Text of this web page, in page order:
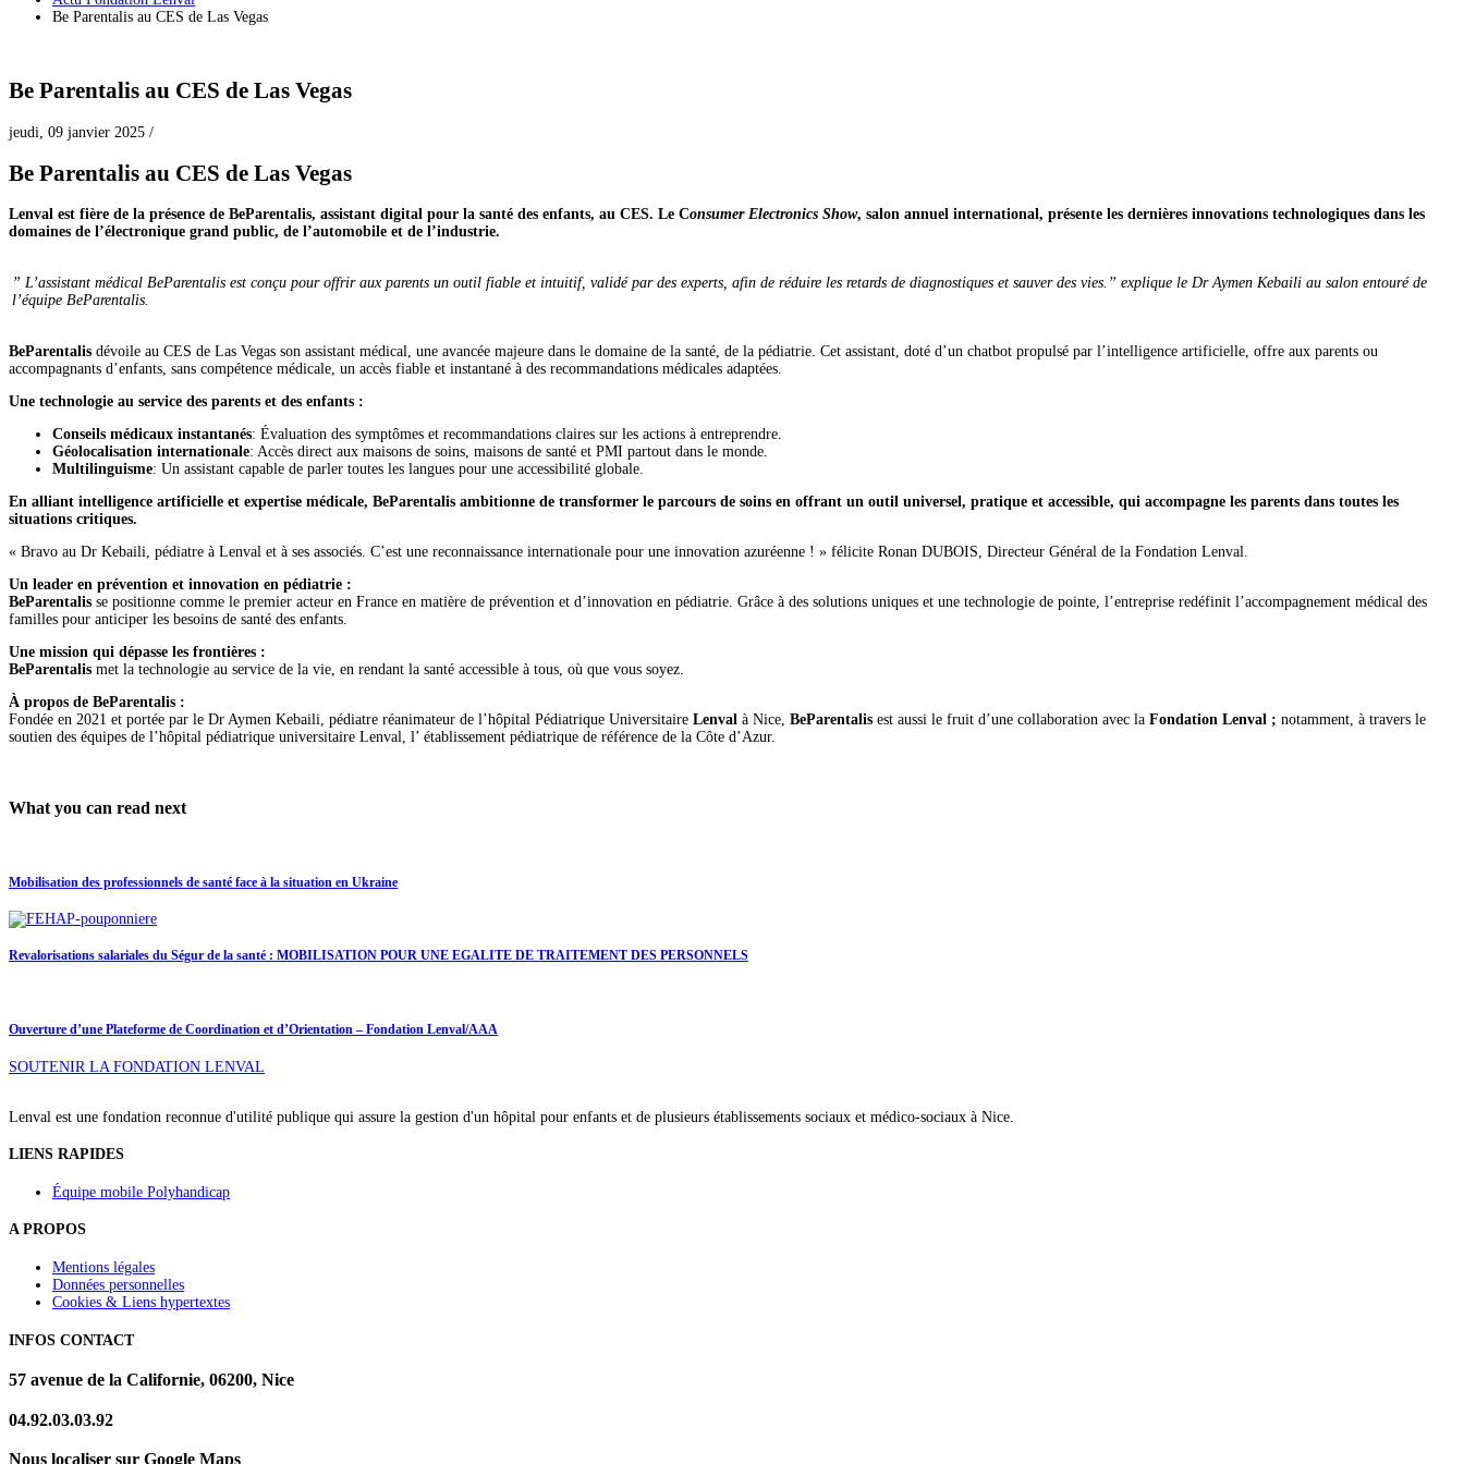
Be Parentalis au CES de Las Vegas
Be Parentalis au CES de Las Vegas
jeudi, 09 janvier 2025 /
Be Parentalis au CES de Las Vegas
Lenval est fière de la présence de BeParentalis, assistant digital pour la santé des enfants, au CES. Le Consumer Electronics Show, salon annuel international, présente les dernières innovations technologiques dans les
domaines de l’électronique grand public, de l’automobile et de l’industrie.
” L’assistant médical BeParentalis est conçu pour offrir aux parents un outil fiable et intuitif, validé par des experts, afin de réduire les retards de diagnostiques et sauver des vies.” explique le Dr Aymen Kebaili au salon entouré de
l’équipe BeParentalis.
BeParentalis dévoile au CES de Las Vegas son assistant médical, une avancée majeure dans le domaine de la santé, de la pédiatrie. Cet assistant, doté d’un chatbot propulsé par l’intelligence artificielle, offre aux parents ou
accompagnants d’enfants, sans compétence médicale, un accès fiable et instantané à des recommandations médicales adaptées.
Une technologie au service des parents et des enfants :
Conseils médicaux instantanés: Évaluation des symptômes et recommandations claires sur les actions à entreprendre.
Géolocalisation internationale: Accès direct aux maisons de soins, maisons de santé et PMI partout dans le monde.
Multilinguisme: Un assistant capable de parler toutes les langues pour une accessibilité globale.
En alliant intelligence artificielle et expertise médicale, BeParentalis ambitionne de transformer le parcours de soins en offrant un outil universel, pratique et accessible, qui accompagne les parents dans toutes les
situations critiques.
« Bravo au Dr Kebaili, pédiatre à Lenval et à ses associés. C’est une reconnaissance internationale pour une innovation azuréenne ! » félicite Ronan DUBOIS, Directeur Général de la Fondation Lenval.
Un leader en prévention et innovation en pédiatrie :
BeParentalis se positionne comme le premier acteur en France en matière de prévention et d’innovation en pédiatrie. Grâce à des solutions uniques et une technologie de pointe, l’entreprise redéfinit l’accompagnement médical des
familles pour anticiper les besoins de santé des enfants.
Une mission qui dépasse les frontières :
BeParentalis met la technologie au service de la vie, en rendant la santé accessible à tous, où que vous soyez.
À propos de BeParentalis :
Fondée en 2021 et portée par le Dr Aymen Kebaili, pédiatre réanimateur de l’hôpital Pédiatrique Universitaire Lenval à Nice, BeParentalis est aussi le fruit d’une collaboration avec la Fondation Lenval ; notamment, à travers le
soutien des équipes de l’hôpital pédiatrique universitaire Lenval, l’ établissement pédiatrique de référence de la Côte d’Azur.
What you can read next
Mobilisation des professionnels de santé face à la situation en Ukraine
Revalorisations salariales du Ségur de la santé : MOBILISATION POUR UNE EGALITE DE TRAITEMENT DES PERSONNELS
Ouverture d’une Plateforme de Coordination et d’Orientation – Fondation Lenval/AAA
SOUTENIR LA FONDATION LENVAL
Lenval est une fondation reconnue d'utilité publique qui assure la gestion d'un hôpital pour enfants et de plusieurs établissements sociaux et médico-sociaux à Nice.
LIENS RAPIDES
Équipe mobile Polyhandicap
A PROPOS
Mentions légales
Données personnelles
Cookies & Liens hypertextes
INFOS CONTACT
57 avenue de la Californie, 06200, Nice
04.92.03.03.92
Nous localiser sur Google Maps